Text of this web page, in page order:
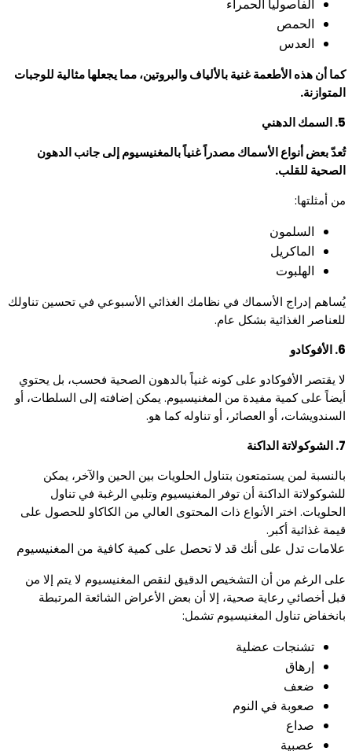
الفاصوليا الحمراء
الحمص
العدس
كما أن هذه الأطعمة غنية بالألياف والبروتين، مما يجعلها مثالية للوجبات
المتوازنة.
5. السمك الدهني
تُعدّ بعض أنواع الأسماك مصدراً غنياً بالمغنيسيوم إلى جانب الدهون
الصحية للقلب.
من أمثلتها:
السلمون
الماكريل
الهلبوت
يُساهم إدراج الأسماك في نظامك الغذائي الأسبوعي في تحسين تناولك
للعناصر الغذائية بشكل عام.
6. الأفوكادو
لا يقتصر الأفوكادو على كونه غنياً بالدهون الصحية فحسب، بل يحتوي
أيضاً على كمية مفيدة من المغنيسيوم. يمكن إضافته إلى السلطات، أو
السندويشات، أو العصائر، أو تناوله كما هو.
7. الشوكولاتة الداكنة
بالنسبة لمن يستمتعون بتناول الحلويات بين الحين والآخر، يمكن
للشوكولاتة الداكنة أن توفر المغنيسيوم وتلبي الرغبة في تناول
الحلويات. اختر الأنواع ذات المحتوى العالي من الكاكاو للحصول على
قيمة غذائية أكبر.
علامات تدل على أنك قد لا تحصل على كمية كافية من المغنيسيوم
على الرغم من أن التشخيص الدقيق لنقص المغنيسيوم لا يتم إلا من
قبل أخصائي رعاية صحية، إلا أن بعض الأعراض الشائعة المرتبطة
بانخفاض تناول المغنيسيوم تشمل:
تشنجات عضلية
إرهاق
ضعف
صعوبة في النوم
صداع
عصبية